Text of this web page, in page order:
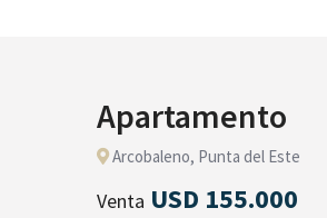
Apartamento
Arcobaleno, Punta del Este
Venta USD 155.000